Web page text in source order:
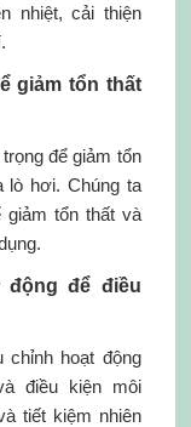
nhiệt, cải thiện
giảm tổn thất
để giảm tổn
lò hơi. Chúng ta
tổn thất và
động để điều
chỉnh hoạt động
điều kiện môi
tiết kiệm nhiên